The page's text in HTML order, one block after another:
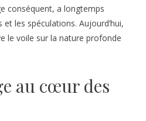
conséquent, a longtemps
les spéculations. Aujourd’hui,
le voile sur la nature profonde
au cœur des